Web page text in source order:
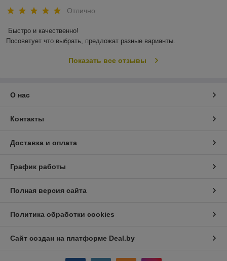
Отлично
Быстро и качественно!
Посоветует что выбрать, предложат разные варианты.
Показать все отзывы
О нас
Контакты
Доставка и оплата
График работы
Полная версия сайта
Политика обработки cookies
Сайт создан на платформе Deal.by